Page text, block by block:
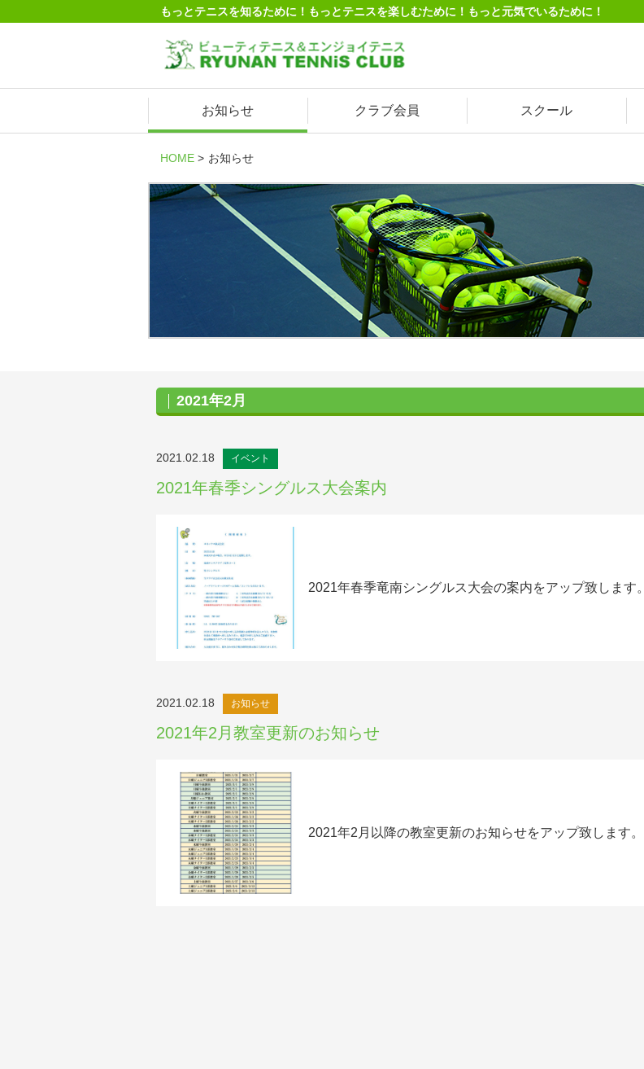
もっとテニスを知るために！もっとテニスを楽しむために！もっと元気でいるために！
お知らせ クラブ会員 スクール
HOME お知らせ
2021年2月
2021.02.18 イベント
2021年春季シングルス大会案内
2021年春季竜南シングルス大会の案内をアップ致します。
2021.02.18 お知らせ
2021年2月教室更新のお知らせ
2021年2月以降の教室更新のお知らせをアップ致します。